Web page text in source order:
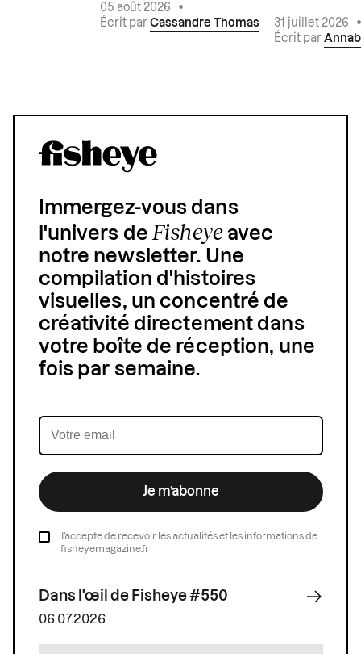
05 août 2026
•
Écrit par Cassandre Thomas 31 juillet 2026
Écrit par
Immergez-vous dans
l'univers deFisheyeavec
notre newsletter. Une
compilation d'histoires
visuelles, un concentré de
créativité directement dans
votre boîte de réception, une
fois par semaine.
Je m’abonne
J’accepte de recevoir les actualités et les informations de
fisheyemagazine.fr
Dans l'œil de Fisheye #550
06.07.2026